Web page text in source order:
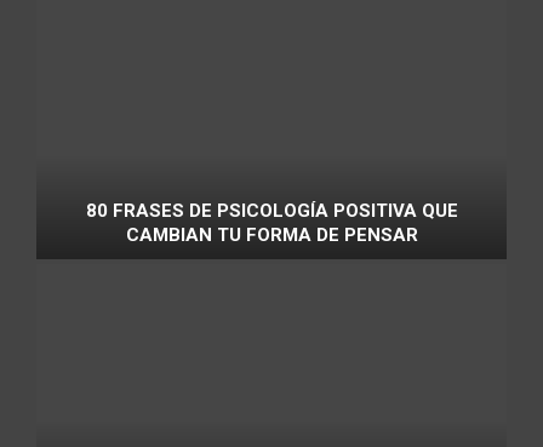
80 FRASES DE PSICOLOGÍA POSITIVA QUE
CAMBIAN TU FORMA DE PENSAR